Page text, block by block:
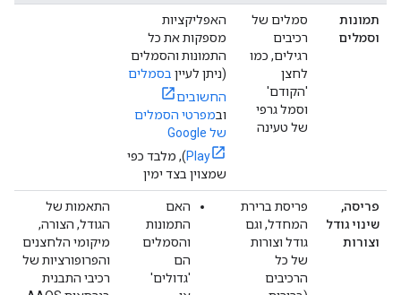
תמונות
וסמלים
סמלים של
רכיבים
רגילים, כמו
לחצן
'הקודם'
וסמל גרפי
של טעינה
האפליקציות
מספקות את כל
התמונות והסמלים
(ניתן לעיין בסמלים
החשובים
ובמפרטי הסמלים
של Google
Play), מלבד כפי
שמצוין בצד ימין
פריסה,
שינוי גודל
וצורות
פריסת ברירת
המחדל, וגם
גודל וצורות
של כל
הרכיבים
האם
התמונות
והסמלים
הם
'גדולים'
התאמות של
הגודל, הצורה,
מיקומי הלחצנים
והפרופורציות של
רכיבי התבנית